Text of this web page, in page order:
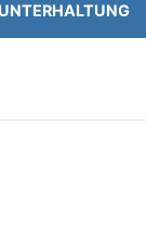
UNTERHALTUNG